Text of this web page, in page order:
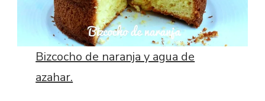
Bizcocho de naranja y agua de
azahar.